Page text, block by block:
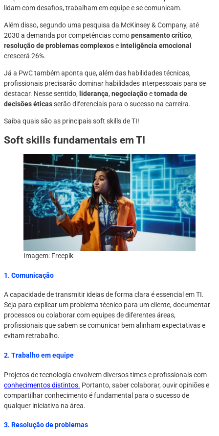
lidam com desafios, trabalham em equipe e se comunicam.
Além disso, segundo uma pesquisa da McKinsey & Company, até
2030 a demanda por competências comopensamento crítico,
resolução de problemas complexoseinteligência emocional
crescerá 26%.
Já a PwC também aponta que, além das habilidades técnicas,
profissionais precisarão dominar habilidades interpessoais para se
destacar. Nesse sentido, liderança, negociaçãoetomada de
decisões éticasserão diferenciais para o sucesso na carreira.
Saiba quais são as principais soft skills de TI!
Soft skills fundamentais em TI
Imagem: Freepik
1. Comunicação
A capacidade de transmitir ideias de forma clara é essencial em TI.
Seja para explicar um problema técnico para um cliente, documentar
processos ou colaborar com equipes de diferentes áreas,
profissionais que sabem se comunicar bem alinham expectativas e
evitam retrabalho.
2. Trabalho em equipe
Projetos de tecnologia envolvem diversos times e profissionais com
conhecimentos distintos. Portanto, saber colaborar, ouvir opiniões e
compartilhar conhecimento é fundamental para o sucesso de
qualquer iniciativa na área.
3. Resolução de problemas